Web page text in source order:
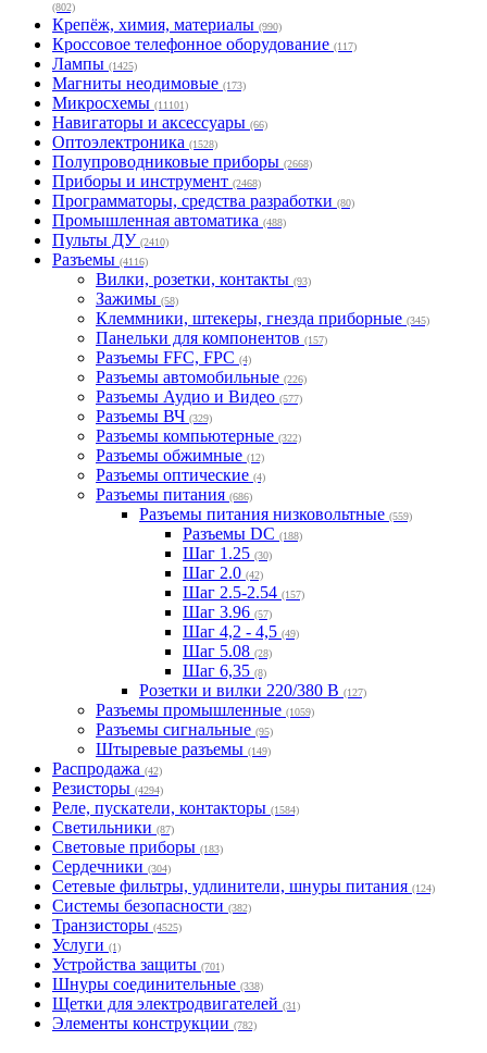
(802)
Крепёж, химия, материалы (990)
Кроссовое телефонное оборудование (117)
Лампы (1425)
Магниты неодимовые (173)
Микросхемы (11101)
Навигаторы и аксессуары (66)
Оптоэлектроника (1528)
Полупроводниковые приборы (2668)
Приборы и инструмент (2468)
Программаторы, средства разработки (80)
Промышленная автоматика (488)
Пульты ДУ (2410)
Разъемы (4116)
Вилки, розетки, контакты (93)
Зажимы (58)
Клеммники, штекеры, гнезда приборные (345)
Панельки для компонентов (157)
Разъемы FFC, FPC (4)
Разъемы автомобильные (226)
Разъемы Аудио и Видео (577)
Разъемы ВЧ (329)
Разъемы компьютерные (322)
Разъемы обжимные (12)
Разъемы оптические (4)
Разъемы питания (686)
Разъемы питания низковольтные (559)
Разъемы DC (188)
Шаг 1.25 (30)
Шаг 2.0 (42)
Шаг 2.5-2.54 (157)
Шаг 3.96 (57)
Шаг 4,2 - 4,5 (49)
Шаг 5.08 (28)
Шаг 6,35 (8)
Розетки и вилки 220/380 В (127)
Разъемы промышленные (1059)
Разъемы сигнальные (95)
Штыревые разъемы (149)
Распродажа (42)
Резисторы (4294)
Реле, пускатели, контакторы (1584)
Светильники (87)
Световые приборы (183)
Сердечники (304)
Сетевые фильтры, удлинители, шнуры питания (124)
Системы безопасности (382)
Транзисторы (4525)
Услуги (1)
Устройства защиты (701)
Шнуры соединительные (338)
Щетки для электродвигателей (31)
Элементы конструкции (782)